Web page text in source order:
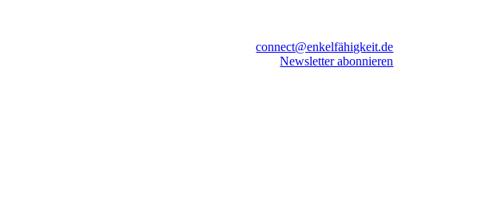
connect@enkelfähigkeit.de
Newsletter abonnieren